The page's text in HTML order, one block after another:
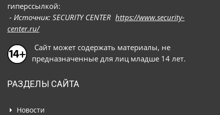
гиперссылкой:
- Источник: SECURITY CENTER https://www.security-
center.ru/
Сайт может содержать материалы, не
предназначенные для лиц младше 14 лет.
РАЗДЕЛЫ САЙТА
Новости